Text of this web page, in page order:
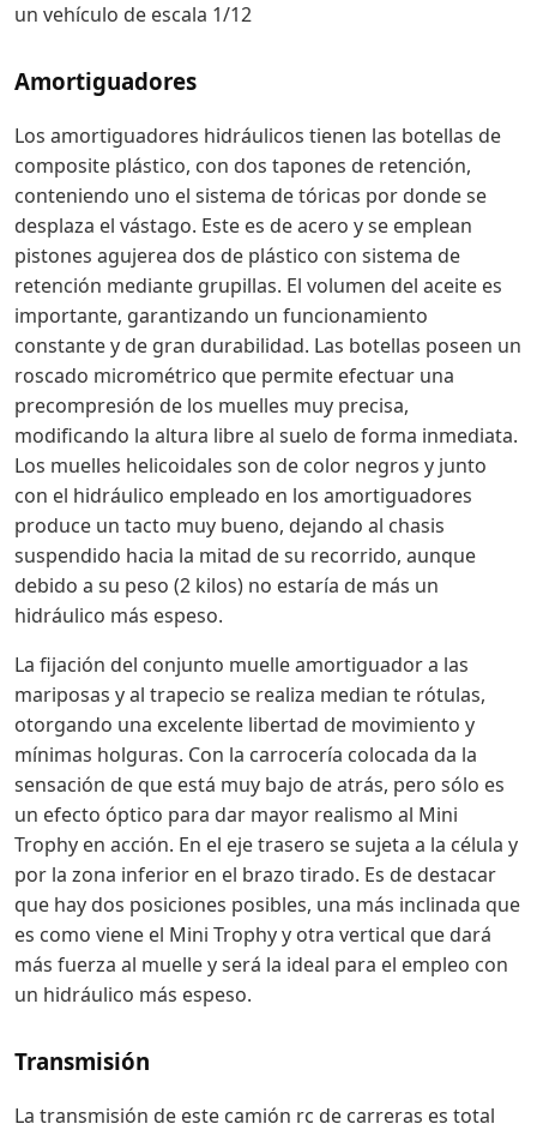
un vehículo de escala 1/12
Amortiguadores
Los amortiguadores hidráulicos tienen las botellas de
composite plástico, con dos tapones de retención,
conteniendo uno el sistema de tóricas por donde se
desplaza el vástago. Este es de acero y se emplean
pistones agujerea dos de plástico con sistema de
retención mediante grupillas. El volumen del aceite es
importante, garantizando un funcionamiento
constante y de gran durabilidad. Las botellas poseen un
roscado micrométrico que permite efectuar una
precompresión de los muelles muy precisa,
modificando la altura libre al suelo de forma inmediata.
Los muelles helicoidales son de color negros y junto
con el hidráulico empleado en los amortiguadores
produce un tacto muy bueno, dejando al chasis
suspendido hacia la mitad de su recorrido, aunque
debido a su peso (2 kilos) no estaría de más un
hidráulico más espeso.
La fijación del conjunto muelle amortiguador a las
mariposas y al trapecio se realiza median te rótulas,
otorgando una excelente libertad de movimiento y
mínimas holguras. Con la carrocería colocada da la
sensación de que está muy bajo de atrás, pero sólo es
un efecto óptico para dar mayor realismo al Mini
Trophy en acción. En el eje trasero se sujeta a la célula y
por la zona inferior en el brazo tirado. Es de destacar
que hay dos posiciones posibles, una más inclinada que
es como viene el Mini Trophy y otra vertical que dará
más fuerza al muelle y será la ideal para el empleo con
un hidráulico más espeso.
Transmisión
La transmisión de este camión rc de carreras es total